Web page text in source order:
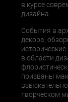
в курсе
дизайна.
События в
декора,
в области
призваны
творческом